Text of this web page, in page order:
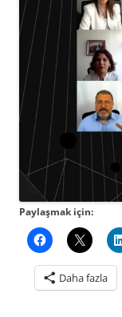
Paylaşmak için:
Daha fazla